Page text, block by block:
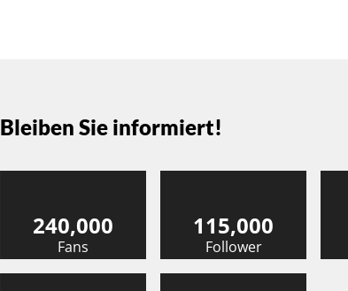
Bleiben Sie informiert!
240,000
Fans
115,000
Follower